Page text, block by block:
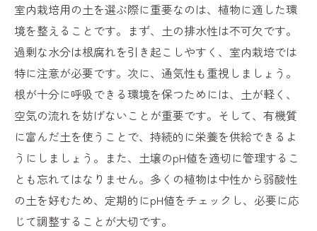
室内栽培に適した土の価格帯とは
季節ごとの土選びの考え方
家庭菜園初心者が成功する室内栽培の土選び術
初めての家庭菜園にベストな土の選び方
成長を促進する土の基本構成
室内栽培での土壌改良テクニック
初心者が知っておくべき土の種類
効率的な水分管理が可能な土を選ぶ
家庭菜園を長く楽しむための土選び
室内栽培用の土を選ぶ際に重要なのは、植物に適した環
境を整えることです。まず、土の排水性は不可欠です。
過剰な水分は根腐れを引き起こしやすく、室内栽培では
特に注意が必要です。次に、通気性も重視しましょう。
根が十分に呼吸できる環境を保つためには、土が軽く、
空気の流れを妨げないことが重要です。そして、有機質
に富んだ土を使うことで、持続的に栄養を供給できるよ
うにしましょう。また、土壌のpH値を適切に管理するこ
とも忘れてはなりません。多くの植物は中性から弱酸性
の土を好むため、定期的にpH値をチェックし、必要に応
じて調整することが大切です。